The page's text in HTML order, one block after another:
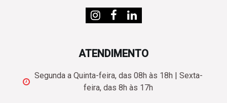
ATENDIMENTO
Segunda a Quinta-feira, das 08h às 18h | Sexta-
feira, das 8h às 17h